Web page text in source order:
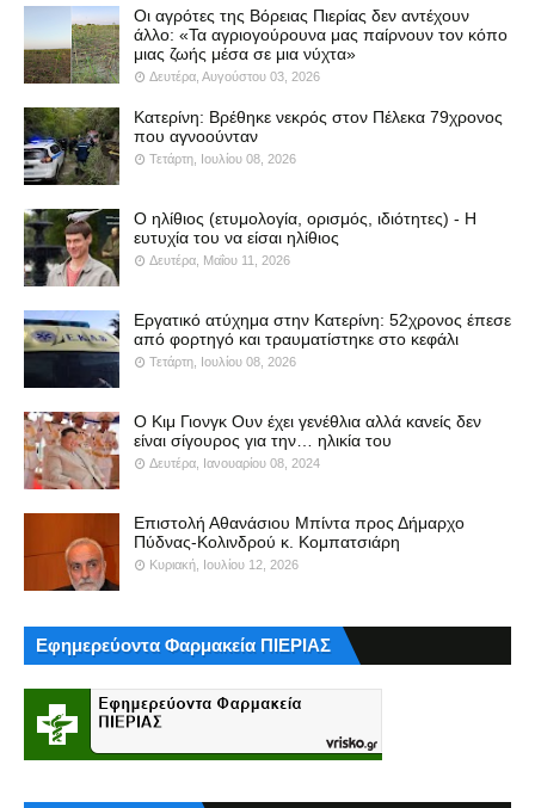
Οι αγρότες της Βόρειας Πιερίας δεν αντέχουν
άλλο: «Τα αγριογούρουνα μας παίρνουν τον κόπο
μιας ζωής μέσα σε μια νύχτα»
Δευτέρα, Αυγούστου 03, 2026
Κατερίνη: Βρέθηκε νεκρός στον Πέλεκα 79χρονος
που αγνοούνταν
Τετάρτη, Ιουλίου 08, 2026
Ο ηλίθιος (ετυμολογία, ορισμός, ιδιότητες) - Η
ευτυχία του να είσαι ηλίθιος
Δευτέρα, Μαΐου 11, 2026
Εργατικό ατύχημα στην Κατερίνη: 52χρονος έπεσε
από φορτηγό και τραυματίστηκε στο κεφάλι
Τετάρτη, Ιουλίου 08, 2026
Ο Κιμ Γιονγκ Ουν έχει γενέθλια αλλά κανείς δεν
είναι σίγουρος για την… ηλικία του
Δευτέρα, Ιανουαρίου 08, 2024
Επιστολή Αθανάσιου Μπίντα προς Δήμαρχο
Πύδνας-Κολινδρού κ. Κομπατσιάρη
Κυριακή, Ιουλίου 12, 2026
Εφημερεύοντα Φαρμακεία ΠΙΕΡΙΑΣ